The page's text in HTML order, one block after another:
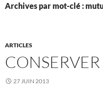
Archives par mot-clé :
ARTICLES
27 JUIN 2013